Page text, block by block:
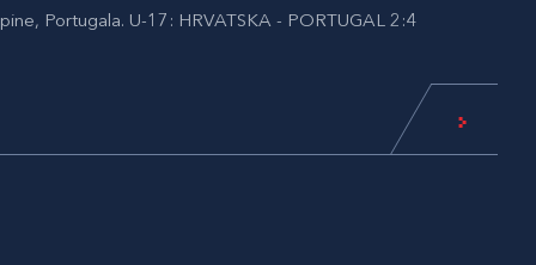
Portugala. U-17: HRVATSKA - PORTUGAL 2:4